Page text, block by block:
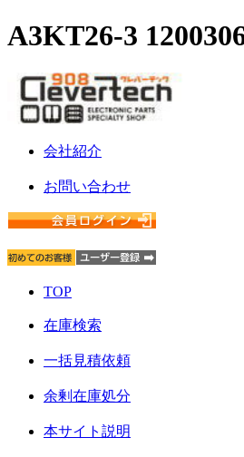
A3KT26-3
会社紹介
お問い合わせ
TOP
在庫検索
一括見積依頼
余剰在庫処分
本サイト説明